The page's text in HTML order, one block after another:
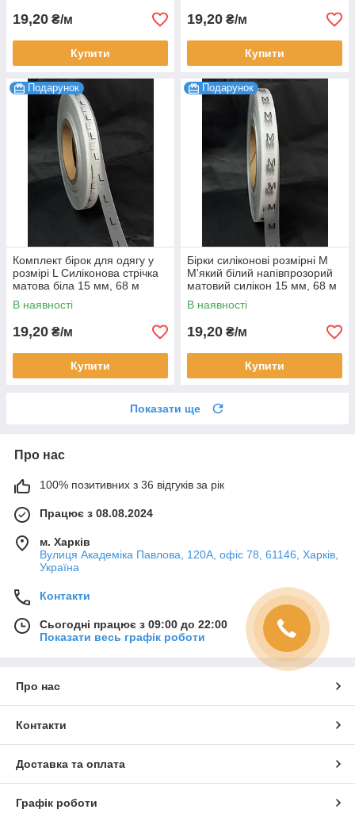
19,20 ₴/м
Купити
19,20 ₴/м
Купити
Подарунок
Комплект бірок для одягу у
розмірі L Силіконова стрічка
матова біла 15 мм, 68 м
В наявності
19,20 ₴/м
Купити
Подарунок
Бірки силіконові розмірні M
М'який білий напівпрозорий
матовий силікон 15 мм, 68 м
В наявності
19,20 ₴/м
Купити
Показати ще
Про нас
100% позитивних з 36 відгуків за рік
Працює з 08.08.2024
м. Харків
Вулиця Академіка Павлова, 120А, офіс 78, 61146, Харків,
Україна
Контакти
Сьогодні працює з 09:00 до 22:00
Показати весь графік роботи
Про нас
Контакти
Доставка та оплата
Графік роботи